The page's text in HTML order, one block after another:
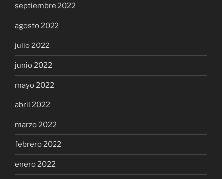
septiembre 2022
agosto 2022
julio 2022
junio 2022
mayo 2022
abril 2022
marzo 2022
febrero 2022
enero 2022